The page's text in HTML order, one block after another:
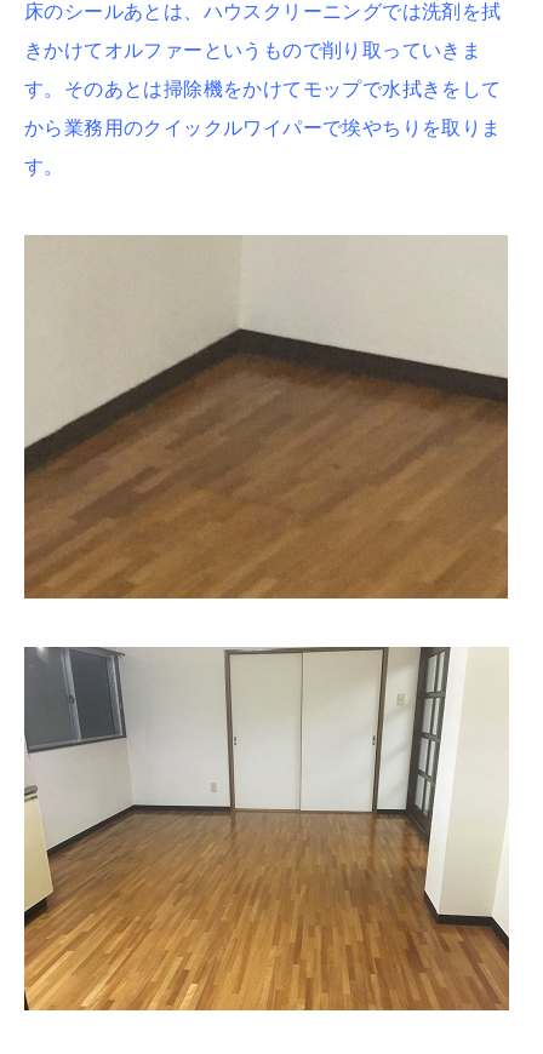
床のシールあとは、ハウスクリーニングでは洗剤を拭
きかけてオルファーというもので削り取っていきま
す。そのあとは掃除機をかけてモップで水拭きをして
から業務用のクイックルワイパーで埃やちりを取りま
す。